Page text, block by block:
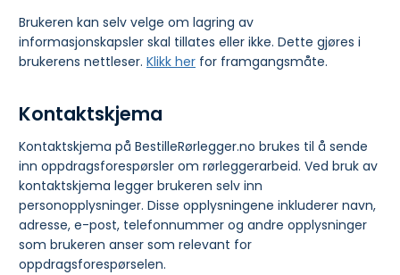
Brukeren kan selv velge om lagring av
informasjonskapsler skal tillates eller ikke. Dette gjøres i
brukerens nettleser. Klikk her for framgangsmåte.
Kontaktskjema
Kontaktskjema på BestilleRørlegger.no brukes til å sende
inn oppdragsforespørsler om rørleggerarbeid. Ved bruk av
kontaktskjema legger brukeren selv inn
personopplysninger. Disse opplysningene inkluderer navn,
adresse, e-post, telefonnummer og andre opplysninger
som brukeren anser som relevant for
oppdragsforespørselen.